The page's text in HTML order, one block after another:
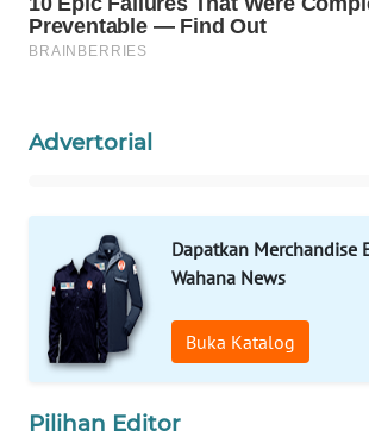
Advertorial
Dapatkan Merchandise
Wahana News
Buka Katalog
Pilihan Editor
LAPAK
Wahana
Network
KONSUMEN
LISTRIK
MASYARAKAT
KELISTRIKAN
ID